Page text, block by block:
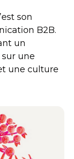
son
B2B.
un
une
une culture